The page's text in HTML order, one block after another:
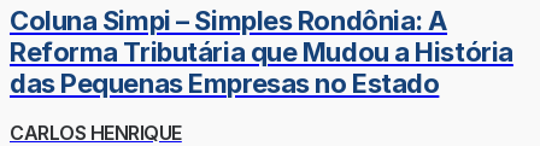
Coluna Simpi – Simples Rondônia: A
Reforma Tributária que Mudou a História
das Pequenas Empresas no Estado
CARLOS HENRIQUE